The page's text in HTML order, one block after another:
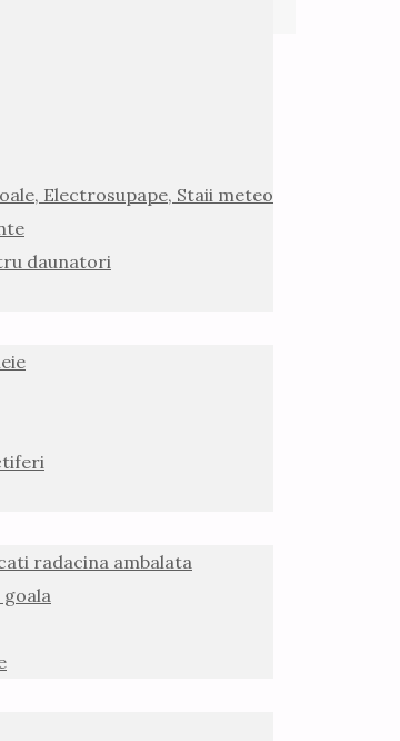
Electrosupape, Staii meteo
daunatori
radacina ambalata
goala